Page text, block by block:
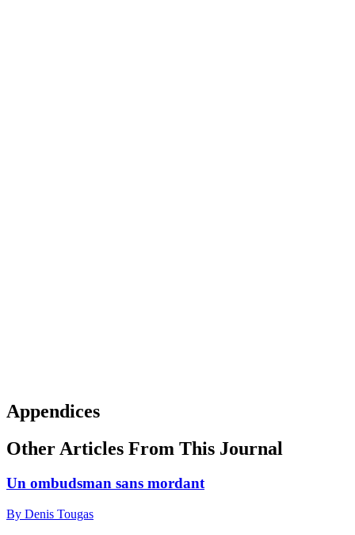
Appendices
Other Articles From This Journal
Un ombudsman sans mordant
By Denis Tougas